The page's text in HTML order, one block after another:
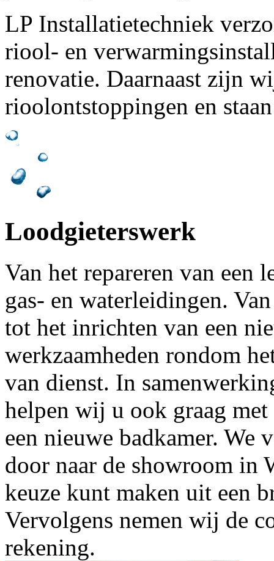
LP Installatietechniek
riool- en
renovatie. Daarnaast zijn
rioolontstoppingen en
Loodgieterswerk
Van het repareren van een
gas- en waterleidingen.
tot het inrichten van een
werkzaamheden rondom
van dienst. In
helpen wij u ook graag
een nieuwe badkamer. We
door naar de showroom in
keuze kunt maken uit een
Vervolgens nemen wij de
rekening.